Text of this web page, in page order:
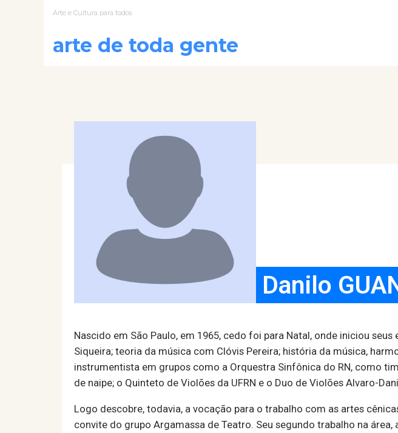
Arte e Cultura para todos
arte de toda gente
Danilo
Nascido em São Paulo, em 1965, cedo foi para Natal, onde iniciou
Siqueira; teoria da música com Clóvis Pereira; história da música,
instrumentista em grupos como a Orquestra Sinfônica do RN, como
de naipe; o Quinteto de Violões da UFRN e o Duo de Violões Alvaro-
Logo descobre, todavia, a vocação para o trabalho com as artes
convite do grupo Argamassa de Teatro. Seu segundo trabalho na